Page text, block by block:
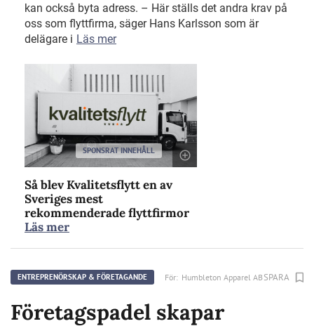
kan också byta adress. – Här ställs det andra krav på
oss som flyttfirma, säger Hans Karlsson som är
delägare i Läs mer
SPONSRAT INNEHÅLL
Så blev Kvalitetsflytt en av
Sveriges mest
rekommenderade flyttfirmor
Läs mer
ENTREPRENÖRSKAP & FÖRETAGANDE För: Humbleton Apparel ABSPARA
Företagspadel skapar